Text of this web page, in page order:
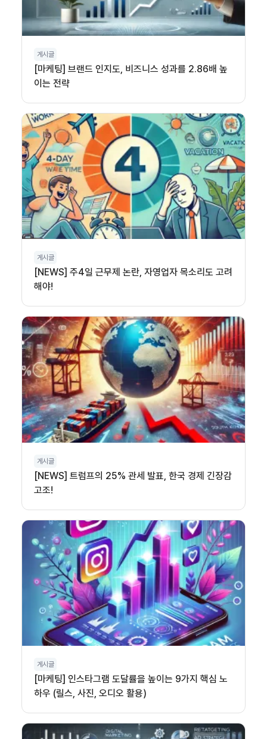
게시글
[마케팅] 브랜드 인지도, 비즈니스 성과를 2.86배 높
이는 전략
게시글
[NEWS] 주4일 근무제 논란, 자영업자 목소리도 고려
해야!
게시글
[NEWS] 트럼프의 25% 관세 발표, 한국 경제 긴장감
고조!
게시글
[마케팅] 인스타그램 도달률을 높이는 9가지 핵심 노
하우 (릴스, 사진, 오디오 활용)